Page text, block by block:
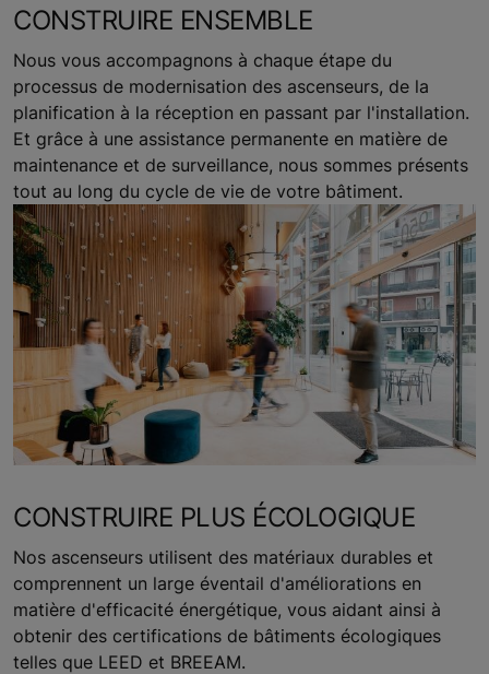
CONSTRUIRE ENSEMBLE
Nous vous accompagnons à chaque étape du
processus de modernisation des ascenseurs, de la
planification à la réception en passant par l'installation.
Et grâce à une assistance permanente en matière de
maintenance et de surveillance, nous sommes présents
tout au long du cycle de vie de votre bâtiment.
CONSTRUIRE PLUS ÉCOLOGIQUE
Nos ascenseurs utilisent des matériaux durables et
comprennent un large éventail d'améliorations en
matière d'efficacité énergétique, vous aidant ainsi à
obtenir des certifications de bâtiments écologiques
telles que LEED et BREEAM.